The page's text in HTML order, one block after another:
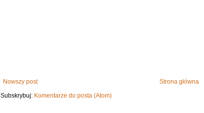
Nowszy post
Strona główna
Subskrybuj: Komentarze do posta (Atom)